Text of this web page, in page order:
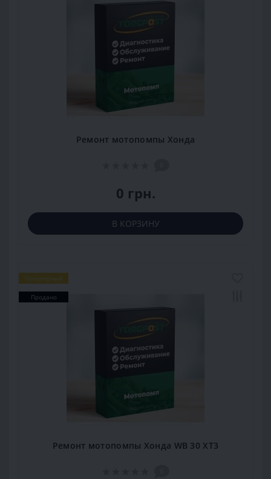
Ремонт мотопомпы Хонда
0 грн.
В КОРЗИНУ
Популярный
Продано
Ремонт мотопомпы Хонда WB 30 XT3